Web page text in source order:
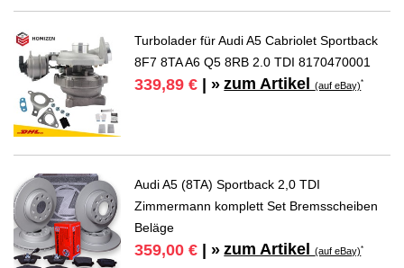
Turbolader für Audi A5 Cabriolet Sportback
8F7 8TA A6 Q5 8RB 2.0 TDI 8170470001
339,89 € | » zum Artikel(auf eBay)*
Audi A5 (8TA) Sportback 2,0 TDI
Zimmermann komplett Set Bremsscheiben
Beläge
359,00 € | » zum Artikel(auf eBay)*